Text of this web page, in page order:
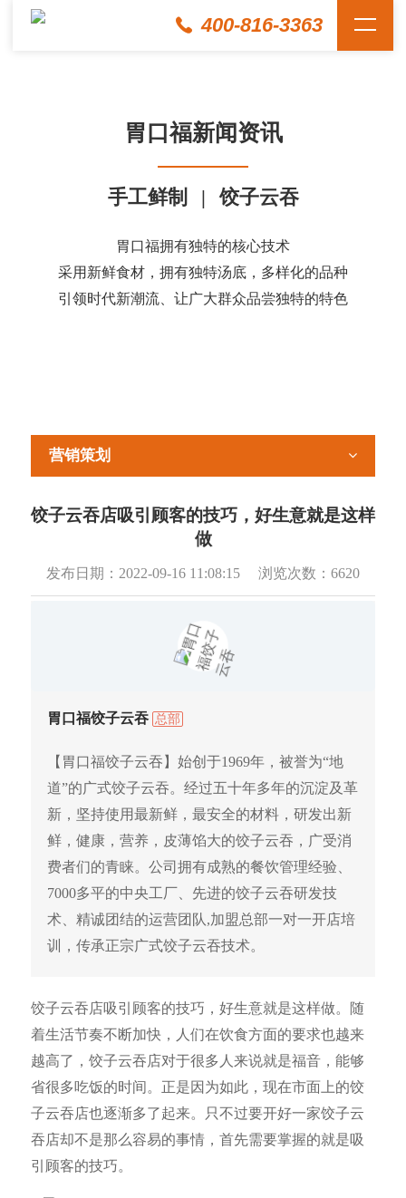
400-816-3363
胃口福新闻资讯
手工鲜制 | 饺子云吞
胃口福拥有独特的核心技术
采用新鲜食材，拥有独特汤底，多样化的品种
引领时代新潮流、让广大群众品尝独特的特色
营销策划
饺子云吞店吸引顾客的技巧，好生意就是这样
做
发布日期： 2022-09-16 11:08:15 浏览次数： 6620
胃口福饺子云吞 总部
【胃口福饺子云吞】始创于1969年，被誉为“地
道”的广式饺子云吞。经过五十年多年的沉淀及革
新，坚持使用最新鲜，最安全的材料，研发出新
鲜，健康，营养，皮薄馅大的饺子云吞，广受消
费者们的青睐。公司拥有成熟的餐饮管理经验、
7000多平的中央工厂、先进的饺子云吞研发技
术、精诚团结的运营团队,加盟总部一对一开店培
训，传承正宗广式饺子云吞技术。
饺子云吞店吸引顾客的技巧，好生意就是这样做。随
着生活节奏不断加快，人们在饮食方面的要求也越来
越高了，饺子云吞店对于很多人来说就是福音，能够
省很多吃饭的时间。正是因为如此，现在市面上的饺
子云吞店也逐渐多了起来。只不过要开好一家饺子云
吞店却不是那么容易的事情，首先需要掌握的就是吸
引顾客的技巧。